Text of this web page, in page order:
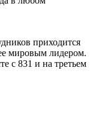
приходится
мировым лидером.
с 831 и на третьем